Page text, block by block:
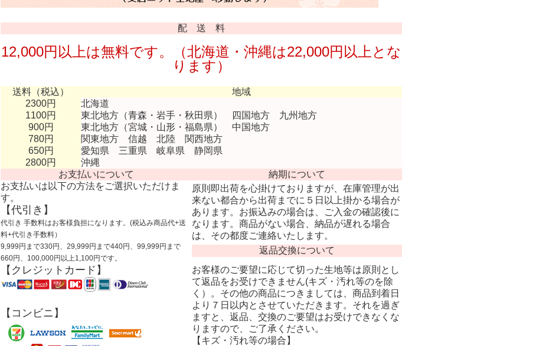
配 送 料
12,000円以上は無料です。（北海道・沖縄は22,000円以上とな
ります）
送料（税込）
地域
2300円
北海道
1100円
東北地方（青森・岩手・秋田県） 四国地方 九州地方
900円
東北地方（宮城・山形・福島県） 中国地方
780円
関東地方 信越 北陸 関西地方
650円
愛知県 三重県 岐阜県 静岡県
2800円
沖縄
お支払いについて
納期について
お支払いは以下の方法をご選択いただけま
す。
【代引き】
代引き 手数料はお客様負担になります。(税込み商品代+送
料+代引き手数料）
9,999円まで330円、29,999円まで440円、99,999円まで
660円、100,000円以上1,100円です。
【クレジットカード】
【コンビニ】
原則即出荷を心掛けておりますが、在庫管理が出
来ない都合から出荷までに５日以上掛かる場合が
あります。お振込みの場合は、ご入金の確認後に
なります。商品がない場合、納品が遅れる場合
は、その都度ご連絡いたします。
返品交換について
お客様のご要望に応じて切った生地等は原則とし
て返品をお受けできません(キズ・汚れ等のを除
く）。その他の商品につきましては、商品到着日
より７日以内とさせていただきます。それを過ぎ
ますと、返品、交換のご要望はお受けできなくな
りますので、ご了承ください。
【キズ・汚れ等の場合】